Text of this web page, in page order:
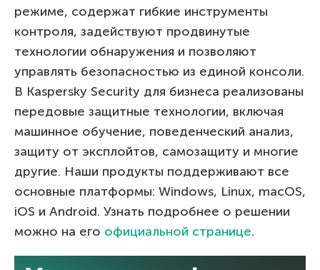
режиме, содержат гибкие инструменты
контроля, задействуют продвинутые
технологии обнаружения и позволяют
управлять безопасностью из единой консоли.
В Kaspersky Security для бизнеса реализованы
передовые защитные технологии, включая
машинное обучение, поведенческий анализ,
защиту от эксплойтов, самозащиту и многие
другие. Наши продукты поддерживают все
основные платформы: Windows, Linux, macOS,
iOS и Android. Узнать подробнее о решении
можно на его официальной странице.